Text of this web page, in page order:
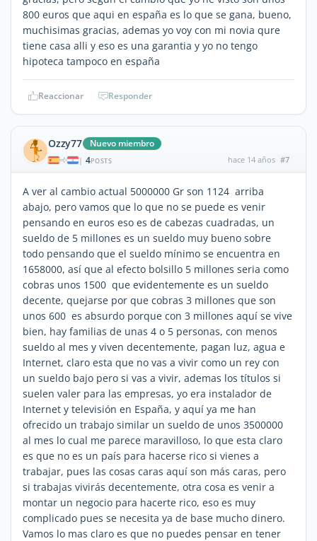
800 euros que aqui en españa es lo que se gana, bueno,
muchisimas gracias, ademas yo voy con mi novia qure
tiene casa alli y eso es una garantia y yo no tengo
hipoteca tampoco en españa
Reaccionar Responder
Ozzy77 Nuevo miembro
| 4POSTS hace 14 años #7
A ver al cambio actual 5000000 Gr son 1124  arriba
abajo, pero vamos que lo que no se puede es venir
pensando en euros eso es de cabezas cuadradas, un
sueldo de 5 millones es un sueldo muy bueno sobre
todo pensando que el sueldo mínimo se encuentra en
1658000, así que al efecto bolsillo 5 millones seria como
cobras unos 1500  que evidentemente es un sueldo
decente, quejarse por que cobras 3 millones que son
unos 600  es absurdo porque con 3 millones aquí se vive
bien, hay familias de unas 4 o 5 personas, con menos
sueldo al mes y viven decentemente, pagan luz, agua e
Internet, claro esta que no vas a vivir como un rey con
un sueldo bajo pero si vas a vivir, ademas los títulos si
suelen valer para las empresas, yo era instalador de
Internet y televisión en España, y aquí ya me han
ofrecido un trabajo similar un sueldo de unos 3500000
al mes lo cual me parece maravilloso, lo que esta claro
es que no es un país para hacerse rico si vienes a
trabajar, pues las cosas caras aquí son más caras, pero
si trabajas vivirás decentemente, otra cosa es venir a
montar un negocio para hacerte rico, eso es muy
complicado pues se necesita ya de base mucho dinero.
Vamos lo mas claro es que no puedes pensar en tener